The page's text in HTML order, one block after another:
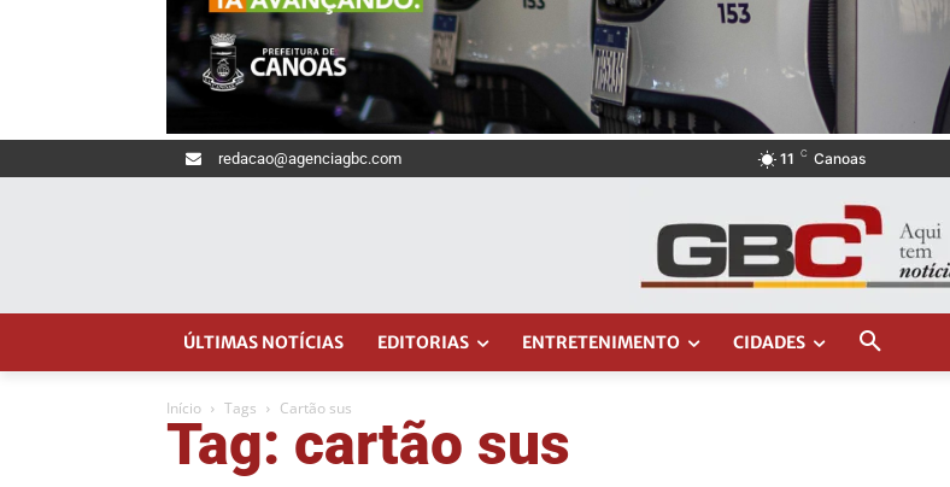
redacao@agenciagbc.com 11 C Canoas
ÚLTIMAS NOTÍCIAS EDITORIAS ENTRETENIMENTO CIDADES
Início Tags Cartão sus
Tag: cartão sus